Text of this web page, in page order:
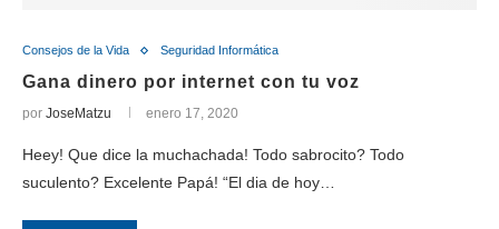
Consejos de la Vida Seguridad Informática
Gana dinero por internet con tu voz
por JoseMatzu enero 17, 2020
Heey! Que dice la muchachada! Todo sabrocito? Todo
suculento? Excelente Papá! “El dia de hoy…